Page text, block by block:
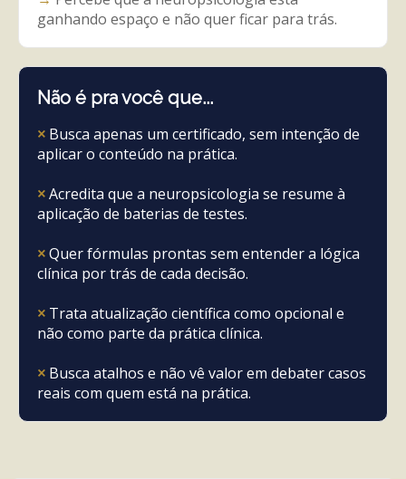
ganhando espaço e não quer ficar para trás.
Não é pra você que...
× Busca apenas um certificado, sem intenção de
aplicar o conteúdo na prática.
×Acredita que a neuropsicologia se resume à
aplicação de baterias de testes.
×Quer fórmulas prontas sem entender a lógica
clínica por trás de cada decisão.
× Trata atualização científica como opcional e
não como parte da prática clínica.
× Busca atalhos e não vê valor em debater casos
reais com quem está na prática.